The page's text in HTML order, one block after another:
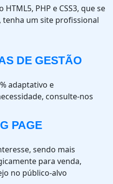
PHP e CSS3, que se
um site profissional
DE GESTÃO
adaptativo e
consulte-nos
PAGE
sendo mais
para venda,
no público-alvo